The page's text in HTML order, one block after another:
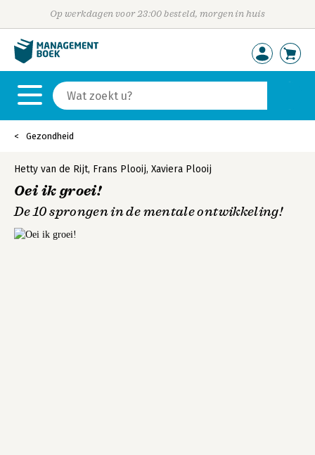
Op werkdagen voor 23:00 besteld, morgen in huis
Gezondheid
Hetty van de Rijt, Frans Plooij, Xaviera Plooij
Oei ik groei!
De 10 sprongen in de mentale ontwikkeling!